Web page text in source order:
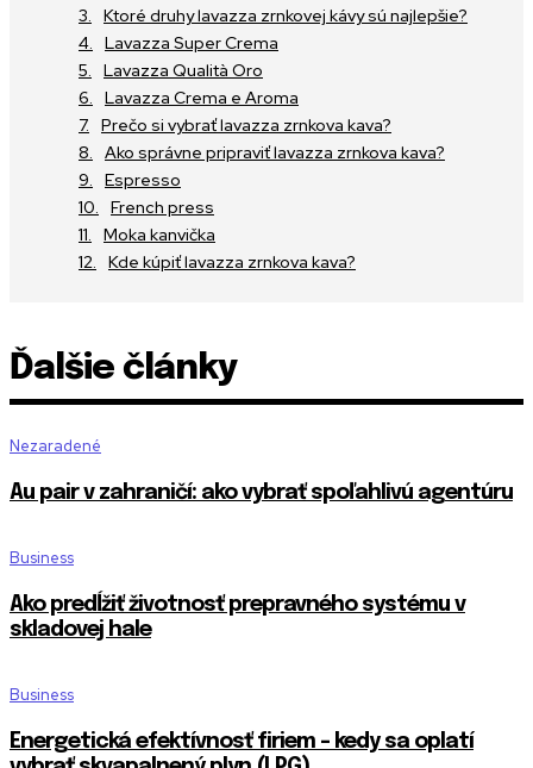
Ktoré druhy lavazza zrnkovej kávy sú najlepšie?
Lavazza Super Crema
Lavazza Qualità Oro
Lavazza Crema e Aroma
Prečo si vybrať lavazza zrnkova kava?
Ako správne pripraviť lavazza zrnkova kava?
Espresso
French press
Moka kanvička
Kde kúpiť lavazza zrnkova kava?
Ďalšie články
Nezaradené
Au pair v zahraničí: ako vybrať spoľahlivú agentúru
Business
Ako predĺžiť životnosť prepravného systému v
skladovej hale
Business
Energetická efektívnosť firiem – kedy sa oplatí